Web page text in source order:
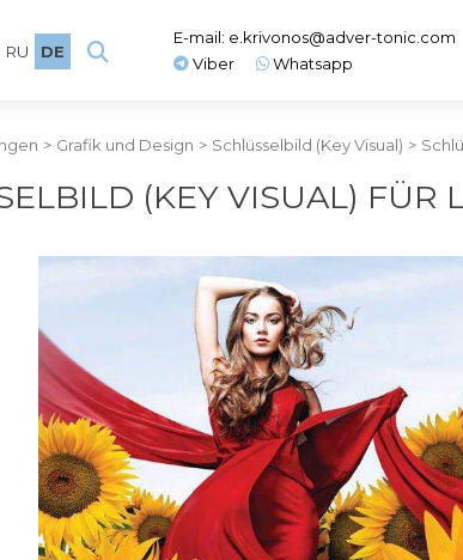
RU DE
E-mail: e.krivonos@adver-tonic.com
Viber
Whatsapp
> Grafik und Design > Schlüsselbild (Key Visual) >
(KEY VISUAL)